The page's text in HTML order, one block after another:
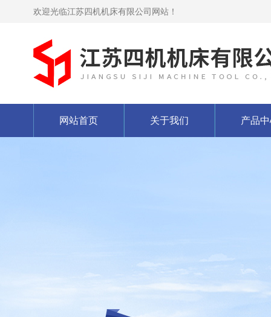
欢迎光临江苏四机机床有限公司网站！
网站首页 关于我们 产品